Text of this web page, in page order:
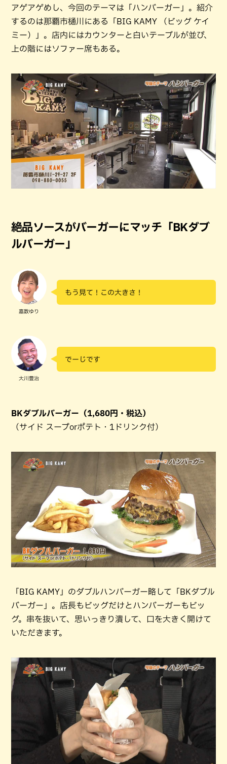
アゲアゲめし、今回のテーマは「ハンバーガー」。紹介
するのは那覇市樋川にある「BIG KAMY （ビッグ ケイ
ミー）」。店内にはカウンターと白いテーブルが並び、
上の階にはソファー席もある。
絶品ソースがバーガーにマッチ「BKダブ
ルバーガー」
嘉数ゆり
もう見て！この大きさ！
大川豊治
でーじです
BKダブルバーガー（1,680円・税込）
（サイド スープorポテト・1ドリンク付）
「BIG KAMY」のダブルハンバーガー略して「BKダブル
バーガー」。店長もビッグだけとハンバーガーもビッ
グ。串を抜いて、思いっきり潰して、口を大きく開けて
いただきます。